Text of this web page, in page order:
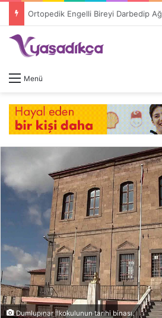
Menü
Dumlupınar İlkokulunun tarihi binası.